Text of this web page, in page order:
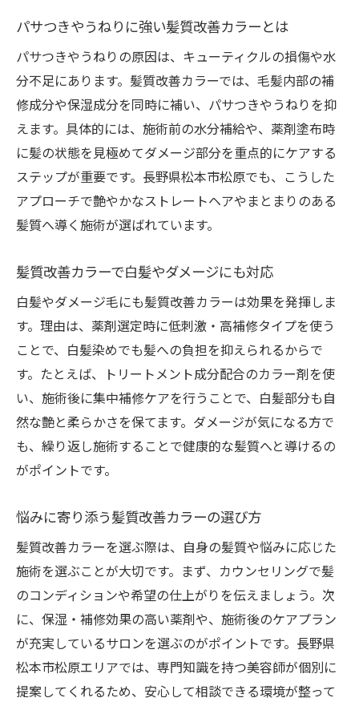
パサつきやうねりに強い髪質改善カラーとは
パサつきやうねりの原因は、キューティクルの損傷や水
分不足にあります。髪質改善カラーでは、毛髪内部の補
修成分や保湿成分を同時に補い、パサつきやうねりを抑
えます。具体的には、施術前の水分補給や、薬剤塗布時
に髪の状態を見極めてダメージ部分を重点的にケアする
ステップが重要です。長野県松本市松原でも、こうした
アプローチで艶やかなストレートヘアやまとまりのある
髪質へ導く施術が選ばれています。
髪質改善カラーで白髪やダメージにも対応
白髪やダメージ毛にも髪質改善カラーは効果を発揮しま
す。理由は、薬剤選定時に低刺激・高補修タイプを使う
ことで、白髪染めでも髪への負担を抑えられるからで
す。たとえば、トリートメント成分配合のカラー剤を使
い、施術後に集中補修ケアを行うことで、白髪部分も自
然な艶と柔らかさを保てます。ダメージが気になる方で
も、繰り返し施術することで健康的な髪質へと導けるの
がポイントです。
悩みに寄り添う髪質改善カラーの選び方
髪質改善カラーを選ぶ際は、自身の髪質や悩みに応じた
施術を選ぶことが大切です。まず、カウンセリングで髪
のコンディションや希望の仕上がりを伝えましょう。次
に、保湿・補修効果の高い薬剤や、施術後のケアプラン
が充実しているサロンを選ぶのがポイントです。長野県
松本市松原エリアでは、専門知識を持つ美容師が個別に
提案してくれるため、安心して相談できる環境が整って